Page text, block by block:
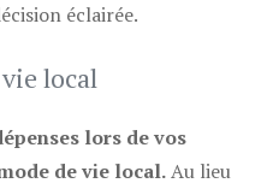
éclairée.
local
lors de vos
de vie local.Au lieu